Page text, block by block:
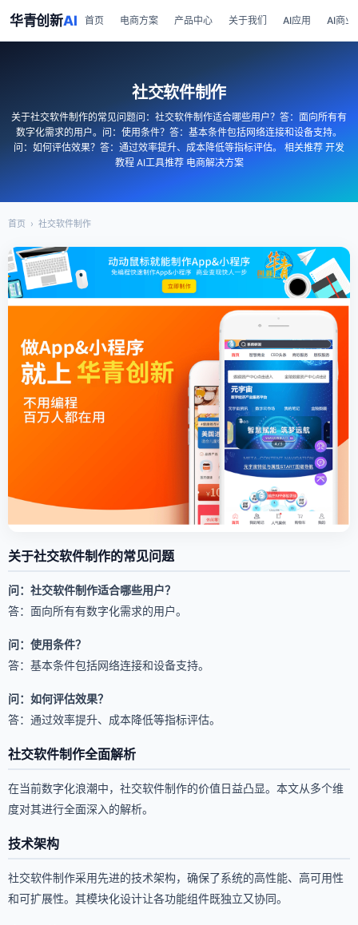
华青创新AI 首页 电商方案 产品中心 关于我们 AI应用 AI商业
社交软件制作
关于社交软件制作的常见问题问：社交软件制作适合哪些用户？答：面向所有有
数字化需求的用户。问：使用条件？答：基本条件包括网络连接和设备支持。
问：如何评估效果？答：通过效率提升、成本降低等指标评估。 相关推荐 开发
教程 AI工具推荐 电商解决方案
首页 › 社交软件制作
关于社交软件制作的常见问题
问：社交软件制作适合哪些用户？
答：面向所有有数字化需求的用户。
问：使用条件？
答：基本条件包括网络连接和设备支持。
问：如何评估效果？
答：通过效率提升、成本降低等指标评估。
社交软件制作全面解析
在当前数字化浪潮中，社交软件制作的价值日益凸显。本文从多个维
度对其进行全面深入的解析。
技术架构
社交软件制作采用先进的技术架构，确保了系统的高性能、高可用性
和可扩展性。其模块化设计让各功能组件既独立又协同。